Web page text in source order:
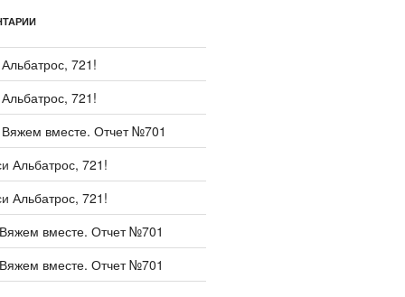
Альбатрос, 721!
Альбатрос, 721!
Вяжем вместе. Отчет №701
Альбатрос, 721!
Альбатрос, 721!
вместе. Отчет №701
вместе. Отчет №701